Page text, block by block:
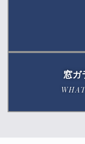
窓ガ